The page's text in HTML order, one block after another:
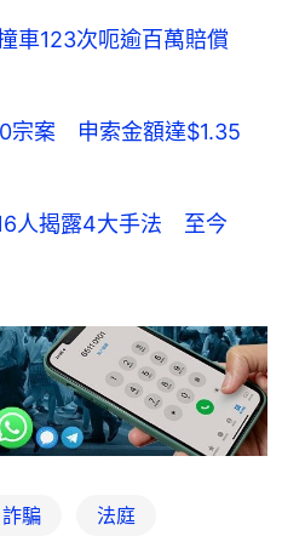
車123次呃逾百萬賠償
宗案 申索金額達$1.35
人揭露4大手法 至今
詐騙 法庭